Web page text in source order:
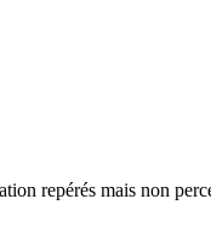
repérés mais non